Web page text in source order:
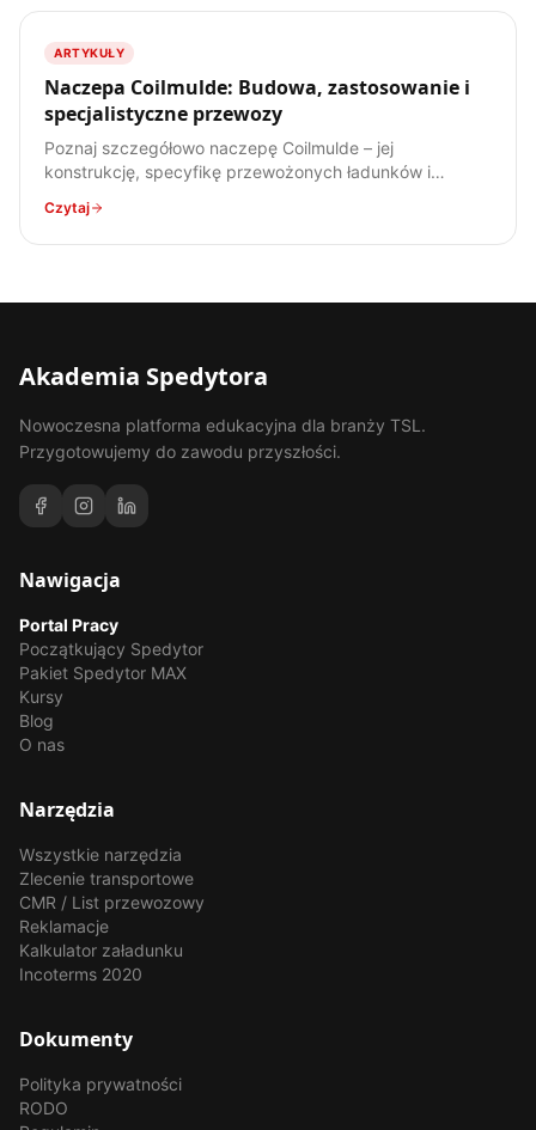
ARTYKUŁY
Naczepa Coilmulde: Budowa, zastosowanie i
specjalistyczne przewozy
Poznaj szczegółowo naczepę Coilmulde – jej
konstrukcję, specyfikę przewożonych ładunków i
dla każdego spedytora.
Czytaj
Akademia Spedytora
Nowoczesna platforma edukacyjna dla branży TSL.
Przygotowujemy do zawodu przyszłości.
Nawigacja
Portal Pracy
Początkujący Spedytor
Pakiet Spedytor MAX
Kursy
Blog
O nas
Narzędzia
Wszystkie narzędzia
Zlecenie transportowe
CMR / List przewozowy
Reklamacje
Kalkulator załadunku
Incoterms 2020
Dokumenty
Polityka prywatności
RODO